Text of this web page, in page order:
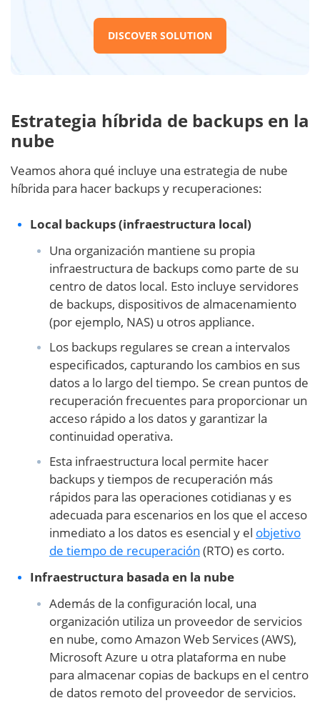
DISCOVER SOLUTION
Estrategia híbrida de backups en la
nube
Veamos ahora qué incluye una estrategia de nube
híbrida para hacer backups y recuperaciones:
Local backups (infraestructura local)
Una organización mantiene su propia
infraestructura de backups como parte de su
centro de datos local. Esto incluye servidores
de backups, dispositivos de almacenamiento
(por ejemplo, NAS) u otros appliance.
Los backups regulares se crean a intervalos
especificados, capturando los cambios en sus
datos a lo largo del tiempo. Se crean puntos de
recuperación frecuentes para proporcionar un
acceso rápido a los datos y garantizar la
continuidad operativa.
Esta infraestructura local permite hacer
backups y tiempos de recuperación más
rápidos para las operaciones cotidianas y es
adecuada para escenarios en los que el acceso
inmediato a los datos es esencial y el objetivo
de tiempo de recuperación (RTO) es corto.
Infraestructura basada en la nube
Además de la configuración local, una
organización utiliza un proveedor de servicios
en nube, como Amazon Web Services (AWS),
Microsoft Azure u otra plataforma en nube
para almacenar copias de backups en el centro
de datos remoto del proveedor de servicios.